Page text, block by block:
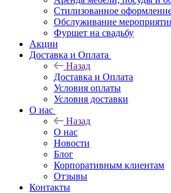
Стилизованное
Обслуживание
Фуршет на свадьбу
Акции
Доставка и Оплата
Назад
Доставка и Оплата
Условия оплаты
Условия доставки
О нас
Назад
О нас
Новости
Блог
Корпоративным клиентам
Отзывы
Контакты